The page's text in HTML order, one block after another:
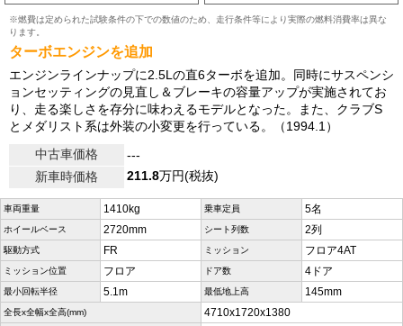
※燃費は定められた試験条件の下での数値のため、走行条件等により実際の燃料消費率は異な
ります。
ターボエンジンを追加
エンジンラインナップに2.5Lの直6ターボを追加。同時にサスペンシ
ョンセッティングの見直し＆ブレーキの容量アップが実施されてお
り、走る楽しさを存分に味わえるモデルとなった。また、クラブS
とメダリスト系は外装の小変更を行っている。（1994.1）
中古車価格
---
新車時価格
211.8万円(税抜)
車両重量 1410kg 乗車定員 5名
ホイールベース 2720mm シート列数 2列
駆動方式 FR ミッション フロア4AT
ミッション位置 フロア ドア数 4ドア
最小回転半径 5.1m 最低地上高 145mm
全長x全幅x全高(mm) 4710x1720x1380